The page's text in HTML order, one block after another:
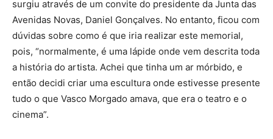
surgiu através de um convite do presidente da Junta das
Avenidas Novas, Daniel Gonçalves. No entanto, ficou com
dúvidas sobre como é que iria realizar este memorial,
pois, “normalmente, é uma lápide onde vem descrita toda
a história do artista. Achei que tinha um ar mórbido, e
então decidi criar uma escultura onde estivesse presente
tudo o que Vasco Morgado amava, que era o teatro e o
cinema”.